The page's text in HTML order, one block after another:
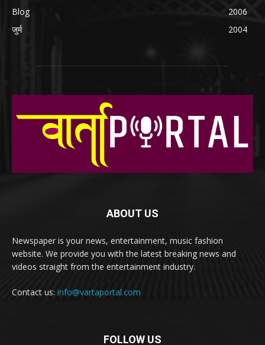
Blog
2006
जुर्म
2004
ABOUT US
Newspaper is your news, entertainment, music fashion
website. We provide you with the latest breaking news and
videos straight from the entertainment industry.
Contact us: info@vartaportal.com
FOLLOW US